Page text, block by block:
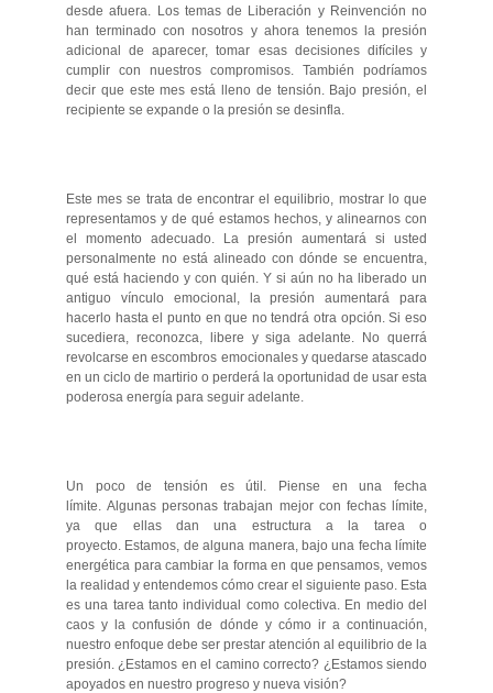
desde afuera. Los temas de Liberación y Reinvención no
han terminado con nosotros y ahora tenemos la presión
adicional de aparecer, tomar esas decisiones difíciles y
cumplir con nuestros compromisos. También podríamos
decir que este mes está lleno de tensión. Bajo presión, el
recipiente se expande o la presión se desinfla.
Este mes se trata de encontrar el equilibrio, mostrar lo que
representamos y de qué estamos hechos, y alinearnos con
el momento adecuado. La presión aumentará si usted
personalmente no está alineado con dónde se encuentra,
qué está haciendo y con quién. Y si aún no ha liberado un
antiguo vínculo emocional, la presión aumentará para
hacerlo hasta el punto en que no tendrá otra opción. Si eso
sucediera, reconozca, libere y siga adelante. No querrá
revolcarse en escombros emocionales y quedarse atascado
en un ciclo de martirio o perderá la oportunidad de usar esta
poderosa energía para seguir adelante.
Un poco de tensión es útil. Piense en una fecha
límite. Algunas personas trabajan mejor con fechas límite,
ya que ellas dan una estructura a la tarea o
proyecto. Estamos, de alguna manera, bajo una fecha límite
energética para cambiar la forma en que pensamos, vemos
la realidad y entendemos cómo crear el siguiente paso. Esta
es una tarea tanto individual como colectiva. En medio del
caos y la confusión de dónde y cómo ir a continuación,
nuestro enfoque debe ser prestar atención al equilibrio de la
presión. ¿Estamos en el camino correcto? ¿Estamos siendo
apoyados en nuestro progreso y nueva visión?